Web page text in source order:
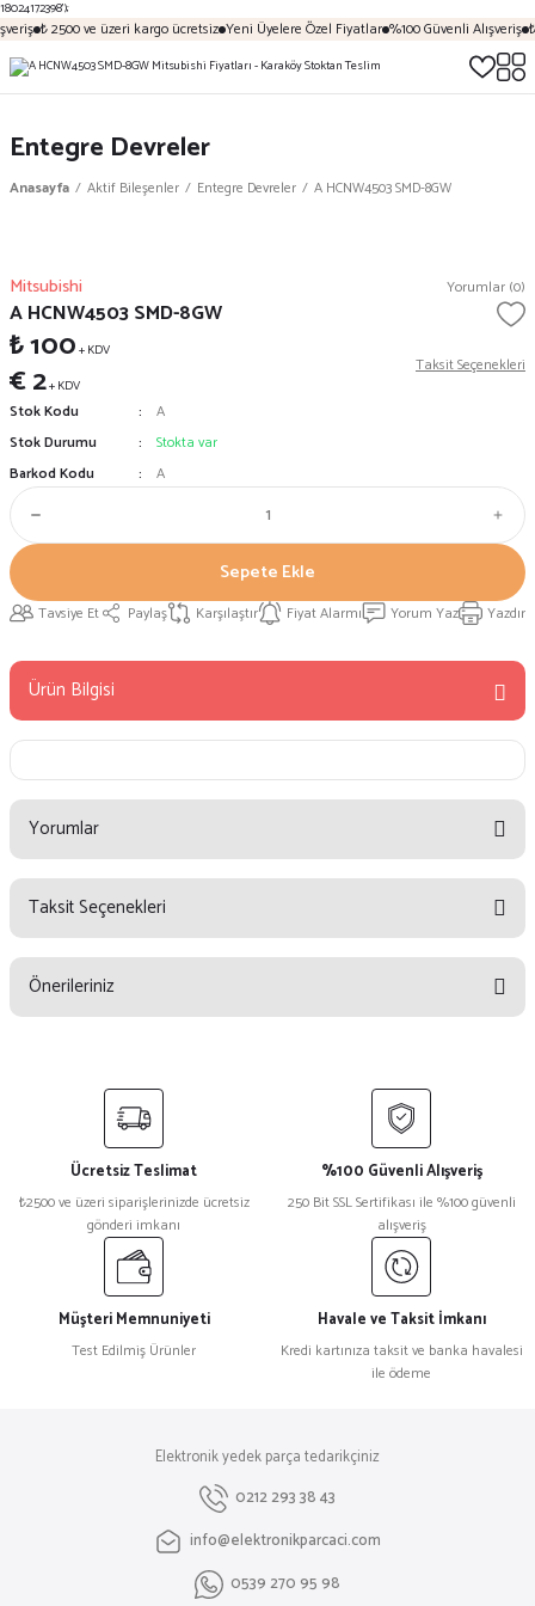
18024172398');
₺ 2500 ve üzeri kargo ücretsiz Yeni Üyelere Özel Fiyatlar %100 Güvenli Alışveriş
Entegre Devreler
Anasayfa Aktif Bileşenler Entegre Devreler A HCNW4503 SMD-8GW
Mitsubishi Yorumlar (0)
A HCNW4503 SMD-8GW
₺ 100+ KDV
€ 2+ KDV
Taksit Seçenekleri
Stok Kodu
A
Stok Durumu
Stokta var
Barkod Kodu
A
Sepete Ekle
Tavsiye Et Paylaş Karşılaştır Fiyat Alarmı Yorum Yaz Yazdır
Ürün Bilgisi
Yorumlar
Yorum Yaz
Taksit Seçenekleri
Önerileriniz
yetersiz gördüğünüz noktaları öneri formunu kullanarak tarafımıza
Görüş ve önerileriniz için teşekkür ederiz.
Ürün resmi kalitesiz, bozuk veya görüntülenemiyor.
Ürün açıklamasında eksik bilgiler bulunuyor.
Ürün bilgilerinde hatalar bulunuyor.
Ürün fiyatı diğer sitelerden daha pahalı.
Bu ürüne benzer farklı alternatifler olmalı.
Gönder
Ücretsiz Teslimat
₺2500 ve üzeri siparişlerinizde ücretsiz
gönderi imkanı
%100 Güvenli Alışveriş
250 Bit SSL Sertifikası ile %100 güvenli
alışveriş
Müşteri Memnuniyeti
Test Edilmiş Ürünler
Havale ve Taksit İmkanı
Kredi kartınıza taksit ve banka havalesi
ile ödeme
Elektronik yedek parça tedarikçiniz
0212 293 38 43
info@elektronikparcaci.com
0539 270 95 98